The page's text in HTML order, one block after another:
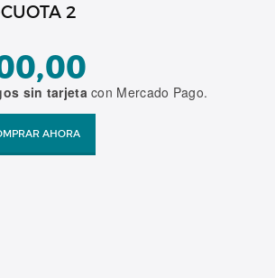
2
sin tarjetacon Mercado Pago.
AHORA